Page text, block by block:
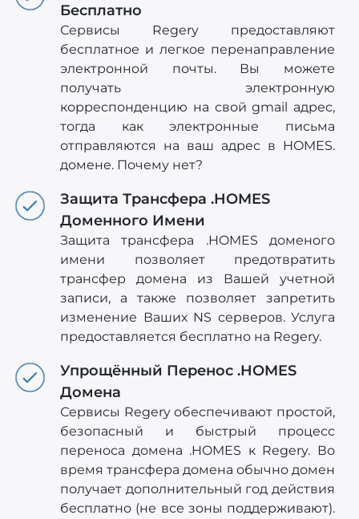
Бесплатно
Сервисы Regery предоставляют
бесплатное и легкое перенаправление
электронной почты. Вы можете
получать электронную
корреспонденцию на свой gmail адрес,
тогда как электронные письма
отправляются на ваш адрес в HOMES.
домене. Почему нет?
Защита Трансфера .HOMES
Доменного Имени
Защита трансфера .HOMES доменого
имени позволяет предотвратить
трансфер домена из Вашей учетной
записи, а также позволяет запретить
изменение Ваших NS серверов. Услуга
предоставляется бесплатно на Regery.
Упрощённый Перенос .HOMES
Домена
Сервисы Regery обеспечивают простой,
безопасный и быстрый процесс
переноса домена .HOMES к Regery. Во
время трансфера домена обычно домен
получает дополнительный год действия
бесплатно (не все зоны поддерживают).